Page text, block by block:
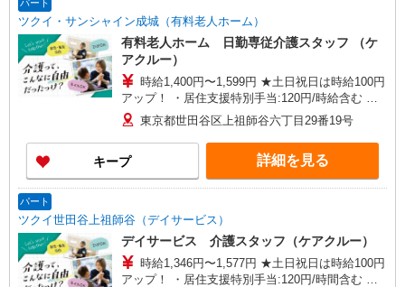
パート
ツクイ・サンシャイン成城（有料老人ホーム）
有料老人ホーム 日勤専従介護スタッフ （ケ
アクルー）
時給1,400円〜1,599円 ★土日祝日は時給100円
アップ！ ・居住支援特別手当:120円/時給含む ※
給与幅は資格・経験等による
東京都世田谷区上祖師谷六丁目29番19号
キープ 詳細を見る
パート
ツクイ世田谷上祖師谷（デイサービス）
デイサービス 介護スタッフ（ケアクルー）
時給1,346円〜1,577円 ★土日祝日は時給100円
アップ！ ・居住支援特別手当:120円/時間含む ※